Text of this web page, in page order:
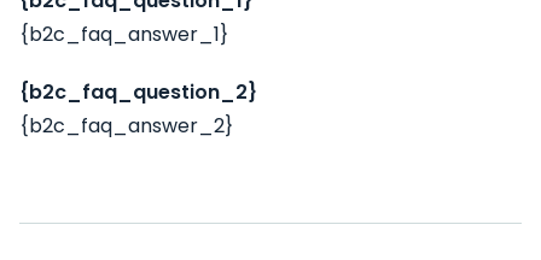
{b2c_faq_answer_1}
{b2c_faq_question_2}
{b2c_faq_answer_2}